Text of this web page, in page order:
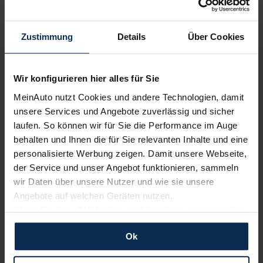
Zustimmung Details Über Cookies
Wir konfigurieren hier alles für Sie
MeinAuto nutzt Cookies und andere Technologien, damit
unsere Services und Angebote zuverlässig und sicher
laufen. So können wir für Sie die Performance im Auge
behalten und Ihnen die für Sie relevanten Inhalte und eine
personalisierte Werbung zeigen. Damit unsere Webseite,
der Service und unser Angebot funktionieren, sammeln
wir Daten über unsere Nutzer und wie sie unsere
Angebote auf welchen Geräten nutzen.
Wenn Sie das „OK“ finden, sind Sie damit einverstanden
und erlauben uns Cookies für unseren Service zu
verwenden und diese Daten an Dritte weiterzugeben,
etwa an unsere Marketingpartner. Falls Sie dem nicht
Ok
Volvo Renault
Polestar KIA